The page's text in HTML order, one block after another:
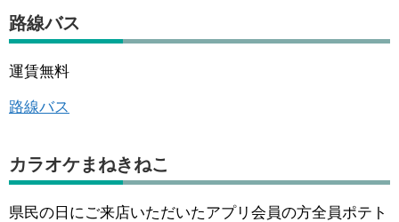
路線バス
運賃無料
路線バス
カラオケまねきねこ
県民の日にご来店いただいたアプリ会員の方全員ポテト